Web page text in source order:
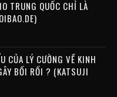
TRUNG QUỐC CHỈ LÀ
CỦA LÝ CƯỜNG VỀ KINH
BỐI RỐI ? (KATSUJI